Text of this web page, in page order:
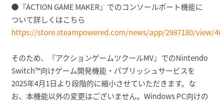
●『ACTION GAME MAKER』でのコンソールポート機能に
ついて詳しくはこちら
https://store.steampowered.com/news/app/2987180/view/
そのため、『アクションゲームツクールMV』でのNintendo
Switch™向けゲーム開発機能・パブリッシュサービスを
2025年4月1日より段階的に縮小させていただきます。な
お、本機能以外の変更はございません。Windows PC向けの